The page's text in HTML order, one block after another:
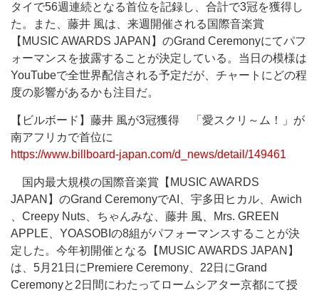
タイで56週連続となる首位を記録し、合計で3冠を獲得し
た。また、藤井 風は、来週開催される国際音楽賞
【MUSIC AWARDS JAPAN】のGrand Ceremonyにてパフ
ォーマンスを披露することが決定している。当日の模様は
YouTubeで全世界配信される予定だが、チャートにどの程
度の影響があるかも注目だ。
【ビルボード】藤井 風が3冠獲得 「愛スクリ～ム！」が
南アフリカで首位に
https://www.billboard-japan.com/d_news/detail/149461
国内最大規模の国際音楽賞【MUSIC AWARDS
JAPAN】のGrand CeremonyでAI、宇多田ヒカル、Awich
、Creepy Nuts、ちゃんみな、藤井 風、Mrs. GREEN
APPLE、YOASOBIの8組がパフォーマンスすることが決
定した。今年初開催となる【MUSIC AWARDS JAPAN】
は、5月21日にPremiere Ceremony、22日にGrand
Ceremonyと2日間にわたってロームシアター京都にて授